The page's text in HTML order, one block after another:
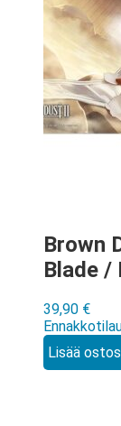
Brown
Blade /
39,90 €
Lisää